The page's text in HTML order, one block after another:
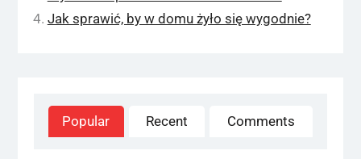
Jak sprawić, by w domu żyło się wygodnie?
Popular Recent Comments